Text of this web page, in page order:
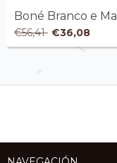
Boné Branco e
€56,41 €36,08